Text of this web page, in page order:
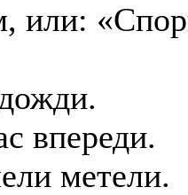
или:
впереди.
метели.